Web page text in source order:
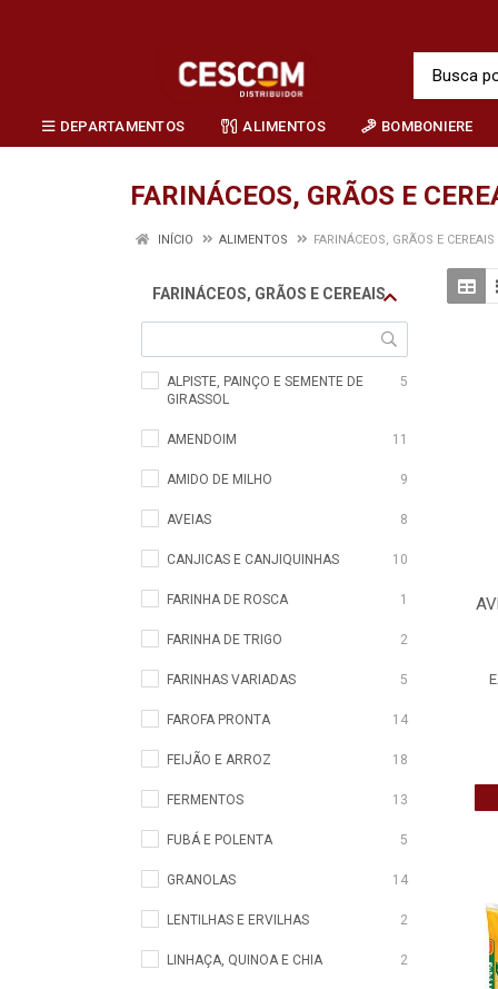
DEPARTAMENTOS ALIMENTOS BOMBONIERE
FARINÁCEOS, GRÃOS E
INÍCIO ALIMENTOS FARINÁCEOS, GRÃOS E CEREAIS
FARINÁCEOS, GRÃOS E CEREAIS
ALPISTE, PAINÇO E SEMENTE DE
GIRASSOL
5
AMENDOIM 11
AMIDO DE MILHO 9
AVEIAS 8
CANJICAS E CANJIQUINHAS 10
FARINHA DE ROSCA 1
FARINHA DE TRIGO 2
FARINHAS VARIADAS 5
FAROFA PRONTA 14
FEIJÃO E ARROZ 18
FERMENTOS 13
FUBÁ E POLENTA 5
GRANOLAS 14
LENTILHAS E ERVILHAS 2
LINHAÇA, QUINOA E CHIA 2